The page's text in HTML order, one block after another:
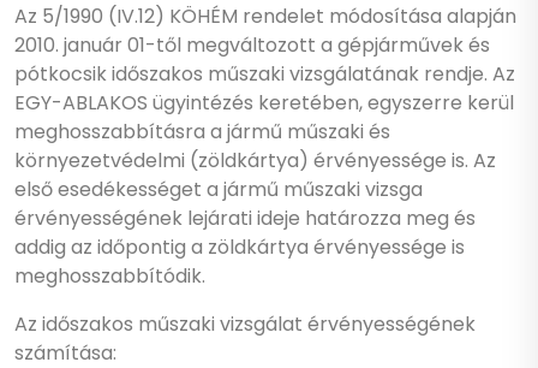
Az 5/1990 (IV.12) KÖHÉM rendelet módosítása alapján
2010. január 01-től megváltozott a gépjárművek és
pótkocsikidőszakos műszaki vizsgálatának rendje. Az
EGY-ABLAKOS ügyintézés keretében, egyszerre kerül
meghosszabbításra a jármű műszaki és
környezetvédelmi (zöldkártya) érvényessége is. Az
első esedékességet a jármű műszaki vizsga
érvényességének lejárati ideje határozza meg és
addig az időpontig a zöldkártya érvényessége is
meghosszabbítódik.
Az időszakos műszaki vizsgálat érvényességének
számítása: